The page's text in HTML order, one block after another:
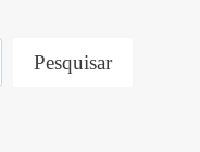
Pesquisar